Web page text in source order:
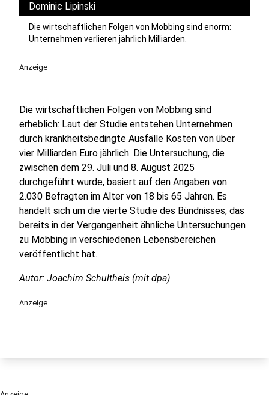
Dominic Lipinski
Die wirtschaftlichen Folgen von Mobbing sind enorm:
Unternehmen verlieren jährlich Milliarden.
Anzeige
Die wirtschaftlichen Folgen von Mobbing sind
erheblich: Laut der Studie entstehen Unternehmen
durch krankheitsbedingte Ausfälle Kosten von über
vier Milliarden Euro jährlich. Die Untersuchung, die
zwischen dem 29. Juli und 8. August 2025
durchgeführt wurde, basiert auf den Angaben von
2.030 Befragten im Alter von 18 bis 65 Jahren. Es
handelt sich um die vierte Studie des Bündnisses, das
bereits in der Vergangenheit ähnliche Untersuchungen
zu Mobbing in verschiedenen Lebensbereichen
veröffentlicht hat.
Autor: Joachim Schultheis (mit dpa)
Anzeige